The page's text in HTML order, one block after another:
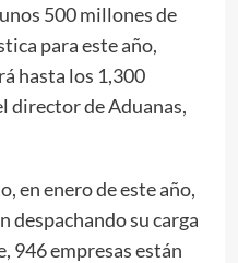
500 millones de
para este año,
hasta los 1,300
director de Aduanas,
en enero de este año,
despachando su carga
946 empresas están